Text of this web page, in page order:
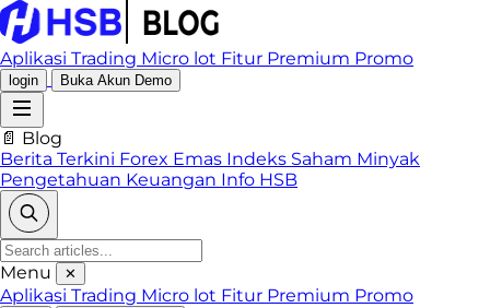
Aplikasi Trading Micro lot Fitur Premium Promo
login Buka Akun Demo
📄 Blog
Berita Terkini Forex Emas Indeks Saham Minyak
Pengetahuan Keuangan Info HSB
Menu ✕
Aplikasi Trading Micro lot Fitur Premium Promo